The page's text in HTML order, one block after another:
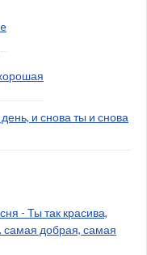
и снова ты и снова
- Ты так красива,
самая добрая, самая